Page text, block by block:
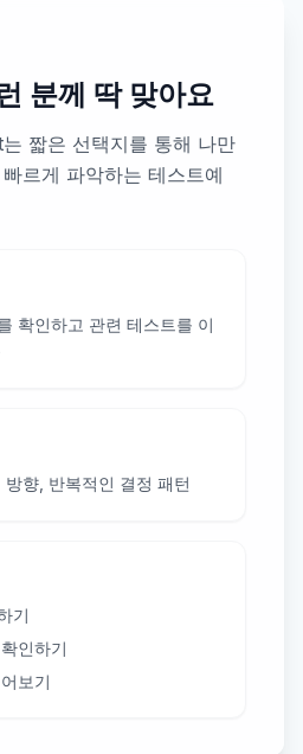
분께 딱 맞아요
짧은 선택지를 통해 나만
르게 파악하는 테스트예
확인하고 관련 테스트를 이
향, 반복적인 결정 패턴
기
인하기
보기